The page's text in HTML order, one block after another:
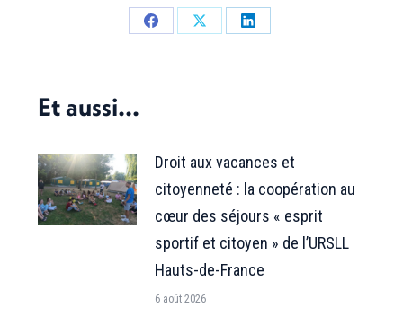
PartagerPartagerPartager
Et aussi...
Droit aux vacances et
citoyenneté : la coopération au
cœur des séjours « esprit
sportif et citoyen » de l’URSLL
Hauts-de-France
6 août 2026